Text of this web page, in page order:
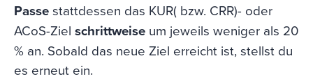
Passestattdessen das KUR( bzw. CRR)- oder
ACoS-Ziel schrittweise um jeweils weniger als 20
% an. Sobald das neue Ziel erreicht ist, stellst du
es erneut ein.